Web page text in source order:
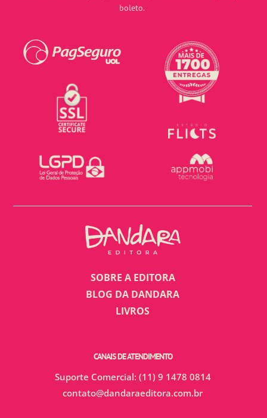
boleto.
SOBRE A EDITORA
BLOG DA DANDARA
LIVROS
CANAIS DE ATENDIMENTO
Suporte Comercial: (11) 9 1478 0814
contato@dandaraeditora.com.br